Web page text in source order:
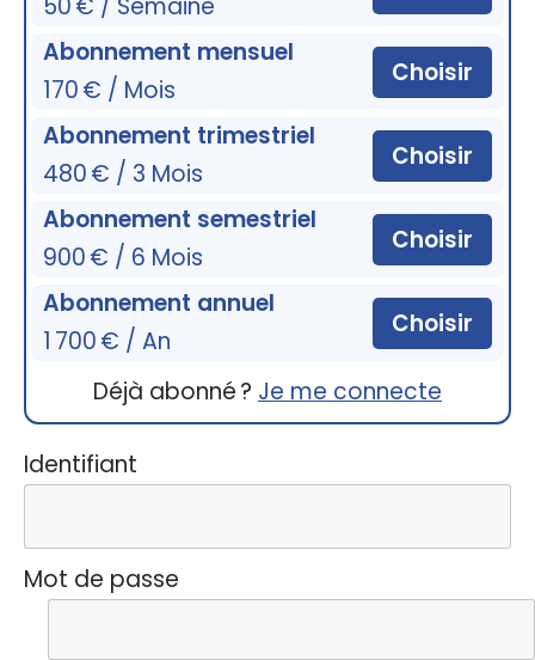
50 € / Semaine
Abonnement mensuel
170 € / Mois
Choisir
Abonnement trimestriel
480 € / 3 Mois
Choisir
Abonnement semestriel
900 € / 6 Mois
Choisir
Abonnement annuel
1 700 € / An
Choisir
Déjà abonné ? Je me connecte
Identifiant
Mot de passe